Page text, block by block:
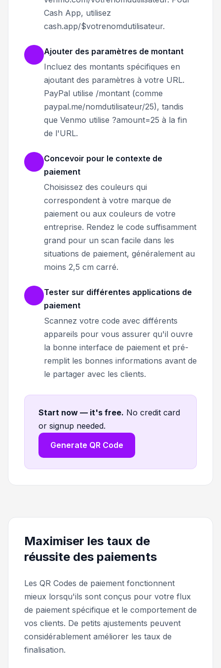
Cash App, utilisez
cash.app/$votrenomdutilisateur.
Ajouter des paramètres de montant
Incluez des montants spécifiques en
ajoutant des paramètres à votre URL.
PayPal utilise /montant (comme
paypal.me/nomdutilisateur/25), tandis
que Venmo utilise ?amount=25 à la fin
de l'URL.
Concevoir pour le contexte de
paiement
Choisissez des couleurs qui
correspondent à votre marque de
paiement ou aux couleurs de votre
entreprise. Rendez le code suffisamment
grand pour un scan facile dans les
situations de paiement, généralement au
moins 2,5 cm carré.
Tester sur différentes applications de
paiement
Scannez votre code avec différents
appareils pour vous assurer qu'il ouvre
la bonne interface de paiement et pré-
remplit les bonnes informations avant de
le partager avec les clients.
Start now — it's free. No credit card
or signup needed.
Generate QR Code
Maximiser les taux de
réussite des paiements
Les QR Codes de paiement fonctionnent
mieux lorsqu'ils sont conçus pour votre flux
de paiement spécifique et le comportement de
vos clients. De petits ajustements peuvent
considérablement améliorer les taux de
finalisation.